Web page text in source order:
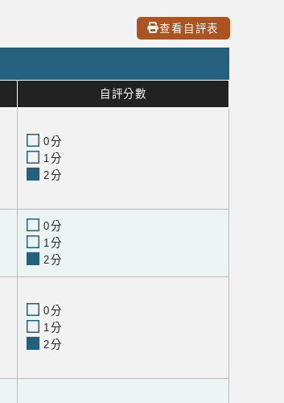
查看自評表
自評分數
0分
1分
2分
0分
1分
2分
0分
1分
2分